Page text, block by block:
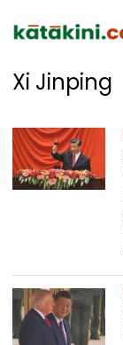
Xi Jinping